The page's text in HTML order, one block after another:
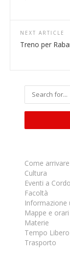
NEXT ARTICLE
Treno per
Come
Cultura
Eventi a
Facoltà
Informazione
Mappe e
Materie
Tempo Libero
Trasporto